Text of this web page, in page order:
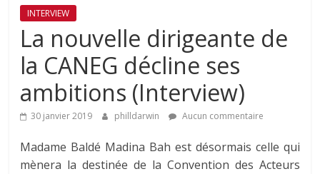
INTERVIEW
La nouvelle dirigeante de
la CANEG décline ses
ambitions (Interview)
30 janvier 2019 philldarwin Aucun commentaire
Madame Baldé Madina Bah est désormais celle qui
mènera la destinée de la Convention des Acteurs